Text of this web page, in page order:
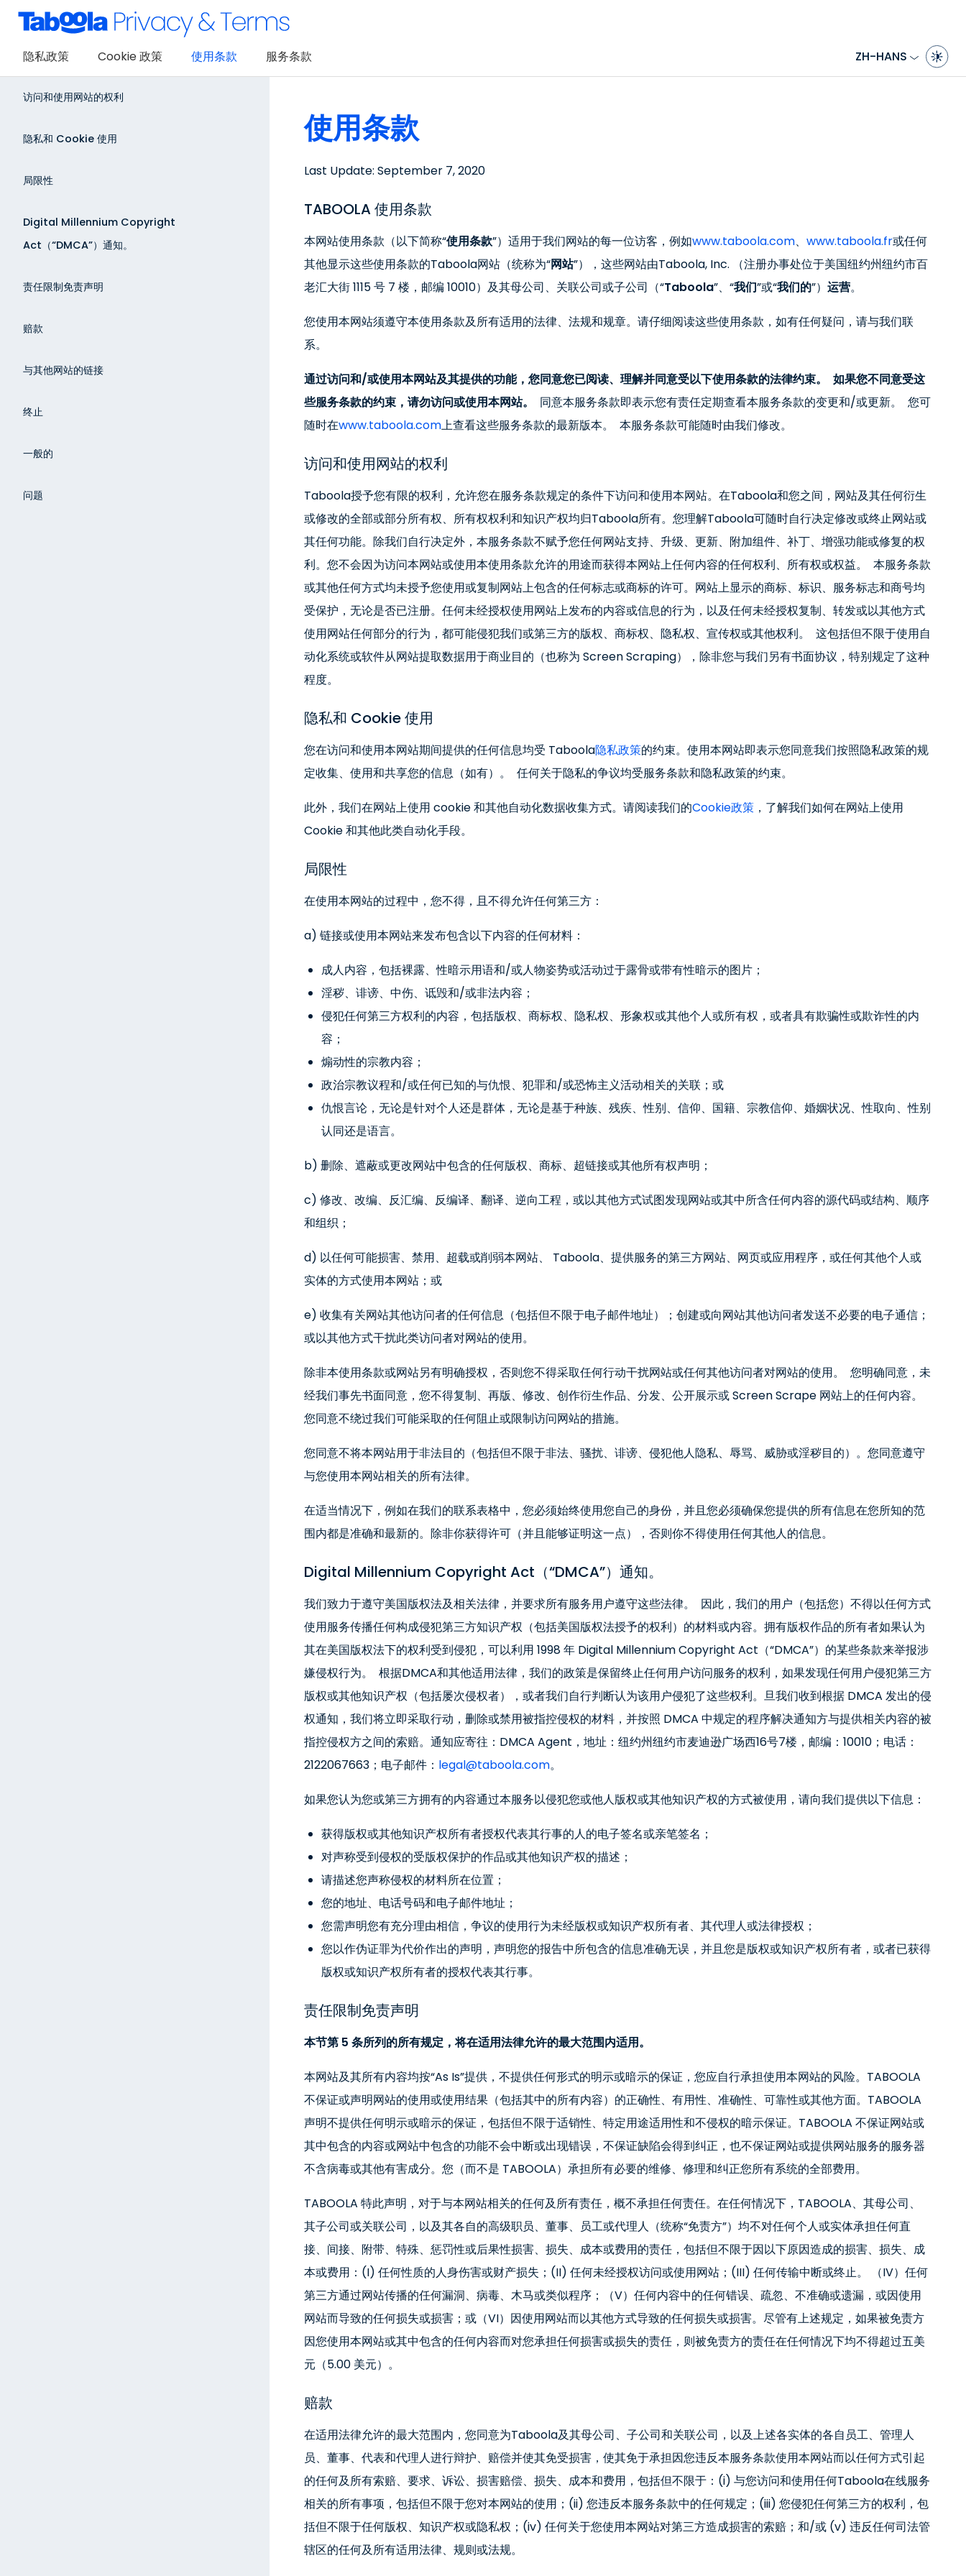
隐私政策 Cookie 政策 使用条款 服务条款 ZH-HANS
访问和使用网站的权利
隐私和 Cookie 使用
局限性
Digital Millennium Copyright
Act（“DMCA”）通知。
责任限制免责声明
赔款
与其他网站的链接
终止
一般的
问题
使用条款
Last Update: September 7, 2020
TABOOLA 使用条款
本网站使用条款（以下简称“使用条款”）适用于我们网站的每一位访客，例如www.taboola.com、 www.taboola.fr或任何
其他显示这些使用条款的Taboola网站（统称为“网站”），这些网站由Taboola, Inc. （注册办事处位于美国纽约州纽约市百
老汇大街 1115 号 7 楼，邮编 10010）及其母公司、关联公司或子公司（“Taboola”、“我们”或“我们的”） 运营。
您使用本网站须遵守本使用条款及所有适用的法律、法规和规章。请仔细阅读这些使用条款，如有任何疑问，请与我们联
系。
通过访问和/或使用本网站及其提供的功能，您同意您已阅读、理解并同意受以下使用条款的法律约束。 如果您不同意受这
些服务条款的约束，请勿访问或使用本网站。 同意本服务条款即表示您有责任定期查看本服务条款的变更和/或更新。 您可
随时在www.taboola.com上查看这些服务条款的最新版本。 本服务条款可能随时由我们修改。
访问和使用网站的权利
Taboola授予您有限的权利，允许您在服务条款规定的条件下访问和使用本网站。在Taboola和您之间，网站及其任何衍生
或修改的全部或部分所有权、所有权权利和知识产权均归Taboola所有。您理解Taboola可随时自行决定修改或终止网站或
其任何功能。除我们自行决定外，本服务条款不赋予您任何网站支持、升级、更新、附加组件、补丁、增强功能或修复的权
利。您不会因为访问本网站或使用本使用条款允许的用途而获得本网站上任何内容的任何权利、所有权或权益。 本服务条款
或其他任何方式均未授予您使用或复制网站上包含的任何标志或商标的许可。网站上显示的商标、标识、服务标志和商号均
受保护，无论是否已注册。任何未经授权使用网站上发布的内容或信息的行为，以及任何未经授权复制、转发或以其他方式
使用网站任何部分的行为，都可能侵犯我们或第三方的版权、商标权、隐私权、宣传权或其他权利。 这包括但不限于使用自
动化系统或软件从网站提取数据用于商业目的（也称为 Screen Scraping），除非您与我们另有书面协议，特别规定了这种
程度。
隐私和 Cookie 使用
您在访问和使用本网站期间提供的任何信息均受 Taboola隐私政策的约束。使用本网站即表示您同意我们按照隐私政策的规
定收集、使用和共享您的信息（如有）。 任何关于隐私的争议均受服务条款和隐私政策的约束。
此外，我们在网站上使用 cookie 和其他自动化数据收集方式。请阅读我们的Cookie政策 ，了解我们如何在网站上使用
Cookie 和其他此类自动化手段。
局限性
在使用本网站的过程中，您不得，且不得允许任何第三方：
a) 链接或使用本网站来发布包含以下内容的任何材料：
成人内容，包括裸露、性暗示用语和/或人物姿势或活动过于露骨或带有性暗示的图片；
淫秽、诽谤、中伤、诋毁和/或非法内容；
侵犯任何第三方权利的内容，包括版权、商标权、隐私权、形象权或其他个人或所有权，或者具有欺骗性或欺诈性的内
容；
煽动性的宗教内容；
政治宗教议程和/或任何已知的与仇恨、犯罪和/或恐怖主义活动相关的关联；或
仇恨言论，无论是针对个人还是群体，无论是基于种族、残疾、性别、信仰、国籍、宗教信仰、婚姻状况、性取向、性别
认同还是语言。
b) 删除、遮蔽或更改网站中包含的任何版权、商标、超链接或其他所有权声明；
c) 修改、改编、反汇编、反编译、翻译、逆向工程，或以其他方式试图发现网站或其中所含任何内容的源代码或结构、顺序
和组织；
d) 以任何可能损害、禁用、超载或削弱本网站、 Taboola、提供服务的第三方网站、网页或应用程序，或任何其他个人或
实体的方式使用本网站；或
e) 收集有关网站其他访问者的任何信息（包括但不限于电子邮件地址）；创建或向网站其他访问者发送不必要的电子通信；
或以其他方式干扰此类访问者对网站的使用。
除非本使用条款或网站另有明确授权，否则您不得采取任何行动干扰网站或任何其他访问者对网站的使用。 您明确同意，未
经我们事先书面同意，您不得复制、再版、修改、创作衍生作品、分发、公开展示或 Screen Scrape 网站上的任何内容。
您同意不绕过我们可能采取的任何阻止或限制访问网站的措施。
您同意不将本网站用于非法目的（包括但不限于非法、骚扰、诽谤、侵犯他人隐私、辱骂、威胁或淫秽目的）。您同意遵守
与您使用本网站相关的所有法律。
在适当情况下，例如在我们的联系表格中，您必须始终使用您自己的身份，并且您必须确保您提供的所有信息在您所知的范
围内都是准确和最新的。除非你获得许可（并且能够证明这一点），否则你不得使用任何其他人的信息。
Digital Millennium Copyright Act（“DMCA”）通知。
我们致力于遵守美国版权法及相关法律，并要求所有服务用户遵守这些法律。 因此，我们的用户（包括您）不得以任何方式
使用服务传播任何构成侵犯第三方知识产权（包括美国版权法授予的权利）的材料或内容。拥有版权作品的所有者如果认为
其在美国版权法下的权利受到侵犯，可以利用 1998 年 Digital Millennium Copyright Act（“DMCA”）的某些条款来举报涉
嫌侵权行为。 根据DMCA和其他适用法律，我们的政策是保留终止任何用户访问服务的权利，如果发现任何用户侵犯第三方
版权或其他知识产权（包括屡次侵权者），或者我们自行判断认为该用户侵犯了这些权利。旦我们收到根据 DMCA 发出的侵
权通知，我们将立即采取行动，删除或禁用被指控侵权的材料，并按照 DMCA 中规定的程序解决通知方与提供相关内容的被
指控侵权方之间的索赔。通知应寄往：DMCA Agent，地址：纽约州纽约市麦迪逊广场西16号7楼，邮编：10010；电话：
2122067663；电子邮件： legal@taboola.com。
如果您认为您或第三方拥有的内容通过本服务以侵犯您或他人版权或其他知识产权的方式被使用，请向我们提供以下信息：
获得版权或其他知识产权所有者授权代表其行事的人的电子签名或亲笔签名；
对声称受到侵权的受版权保护的作品或其他知识产权的描述；
请描述您声称侵权的材料所在位置；
您的地址、电话号码和电子邮件地址；
您需声明您有充分理由相信，争议的使用行为未经版权或知识产权所有者、其代理人或法律授权；
您以作伪证罪为代价作出的声明，声明您的报告中所包含的信息准确无误，并且您是版权或知识产权所有者，或者已获得
版权或知识产权所有者的授权代表其行事。
责任限制免责声明
本节第 5 条所列的所有规定，将在适用法律允许的最大范围内适用。
本网站及其所有内容均按“As Is”提供，不提供任何形式的明示或暗示的保证，您应自行承担使用本网站的风险。TABOOLA
不保证或声明网站的使用或使用结果（包括其中的所有内容）的正确性、有用性、准确性、可靠性或其他方面。TABOOLA
声明不提供任何明示或暗示的保证，包括但不限于适销性、特定用途适用性和不侵权的暗示保证。TABOOLA 不保证网站或
其中包含的内容或网站中包含的功能不会中断或出现错误，不保证缺陷会得到纠正，也不保证网站或提供网站服务的服务器
不含病毒或其他有害成分。您（而不是 TABOOLA）承担所有必要的维修、修理和纠正您所有系统的全部费用。
TABOOLA 特此声明，对于与本网站相关的任何及所有责任，概不承担任何责任。在任何情况下，TABOOLA、其母公司、
其子公司或关联公司，以及其各自的高级职员、董事、员工或代理人（统称“免责方”）均不对任何个人或实体承担任何直
接、间接、附带、特殊、惩罚性或后果性损害、损失、成本或费用的责任，包括但不限于因以下原因造成的损害、损失、成
本或费用：(I) 任何性质的人身伤害或财产损失；(II) 任何未经授权访问或使用网站；(III) 任何传输中断或终止。 （IV）任何
第三方通过网站传播的任何漏洞、病毒、木马或类似程序；（V）任何内容中的任何错误、疏忽、不准确或遗漏，或因使用
网站而导致的任何损失或损害；或（VI）因使用网站而以其他方式导致的任何损失或损害。尽管有上述规定，如果被免责方
因您使用本网站或其中包含的任何内容而对您承担任何损害或损失的责任，则被免责方的责任在任何情况下均不得超过五美
元（5.00 美元）。
赔款
在适用法律允许的最大范围内，您同意为Taboola及其母公司、子公司和关联公司，以及上述各实体的各自员工、管理人
员、董事、代表和代理人进行辩护、赔偿并使其免受损害，使其免于承担因您违反本服务条款使用本网站而以任何方式引起
的任何及所有索赔、要求、诉讼、损害赔偿、损失、成本和费用，包括但不限于：(i) 与您访问和使用任何Taboola在线服务
相关的所有事项，包括但不限于您对本网站的使用；(ii) 您违反本服务条款中的任何规定；(iii) 您侵犯任何第三方的权利，包
括但不限于任何版权、知识产权或隐私权；(iv) 任何关于您使用本网站对第三方造成损害的索赔；和/或 (v) 违反任何司法管
辖区的任何及所有适用法律、规则或法规。